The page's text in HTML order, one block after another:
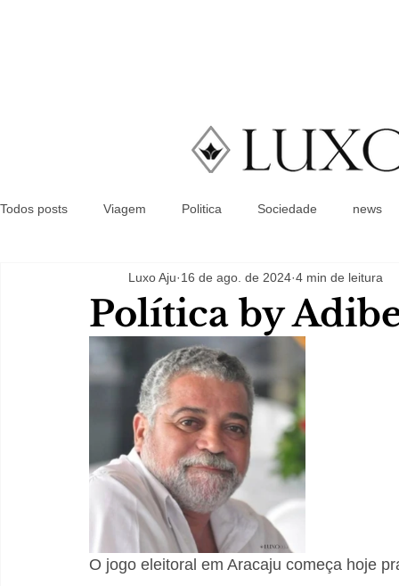
Todos posts Viagem Politica Sociedade news
Política by
Luxo Aju 16 de ago. de 2024 4 min de leitura
O jogo eleitoral em Aracaju começa hoje